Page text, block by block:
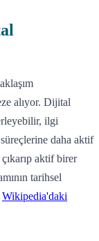
alıyor. Dijital
ilgi
daha aktif
aktif birer
tarihsel
Wikipedia'daki